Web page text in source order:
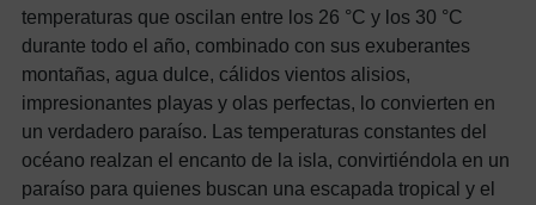
temperaturas que oscilan entre los 26 °C y los 30 °C
durante todo el año, combinado con sus exuberantes
montañas, agua dulce, cálidos vientos alisios,
impresionantes playas y olas perfectas, lo convierten en
un verdadero paraíso. Las temperaturas constantes del
océano realzan el encanto de la isla, convirtiéndola en un
paraíso para quienes buscan una escapada tropical y el